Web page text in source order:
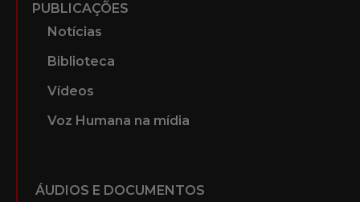
PUBLICAÇÕES
Notícias
Biblioteca
Vídeos
Voz Humana na mídia
ÁUDIOS E DOCUMENTOS